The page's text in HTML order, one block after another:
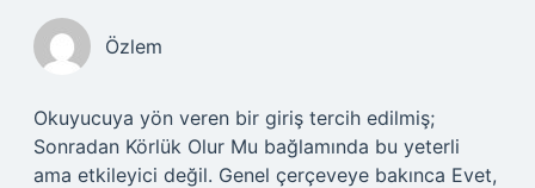
Özlem
Okuyucuya yön veren bir giriş tercih edilmiş;
Sonradan Körlük Olur Mu bağlamında bu yeterli
ama etkileyici değil. Genel çerçeveye bakınca Evet,